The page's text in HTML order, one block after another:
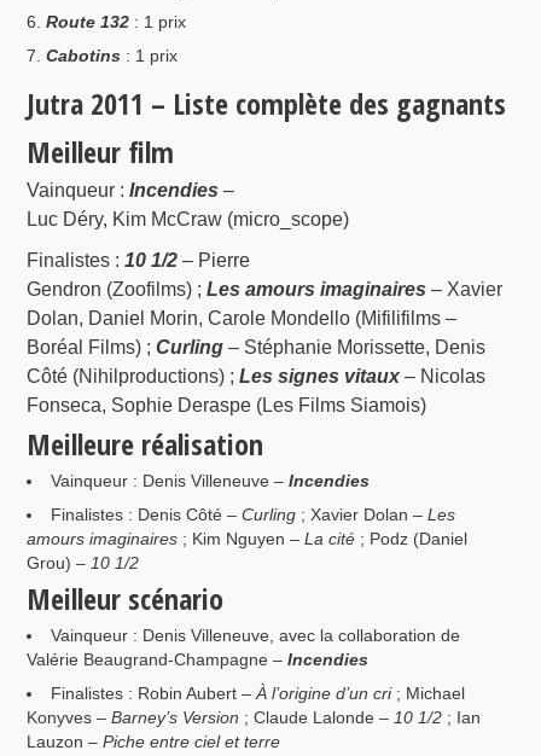
Route 132 : 1 prix
Cabotins : 1 prix
Jutra 2011 – Liste complète des gagnants
Meilleur film
Vainqueur :Incendies –
Luc Déry, Kim McCraw (micro_scope)
Finalistes :10 1/2 – Pierre
Gendron (Zoofilms) ;Les amours imaginaires – Xavier
Dolan, Daniel Morin, Carole Mondello (Mifilifilms –
Boréal Films) ;Curling – Stéphanie Morissette, Denis
Côté (Nihilproductions) ;Les signes vitaux – Nicolas
Fonseca, Sophie Deraspe (Les Films Siamois)
Meilleure réalisation
Vainqueur : Denis Villeneuve – Incendies
Finalistes : Denis Côté – Curling; Xavier Dolan – Les
amours imaginaires ; Kim Nguyen –La cité ; Podz (Daniel
Grou) – 10 1/2
Meilleur scénario
Vainqueur : Denis Villeneuve, avec la collaboration de
Valérie Beaugrand-Champagne –Incendies
Finalistes : Robin Aubert – À l’origine d’un cri; Michael
Konyves –Barney’s Version ; Claude Lalonde – 10 1/2 ; Ian
Lauzon –Piche entre ciel et terre